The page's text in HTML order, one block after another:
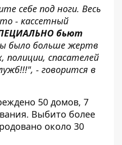
себе под ноги. Весь
- кассетный
бьют
было больше жертв
полиции, спасателей
- говорится в
50 домов, 7
Выбито более
около 30